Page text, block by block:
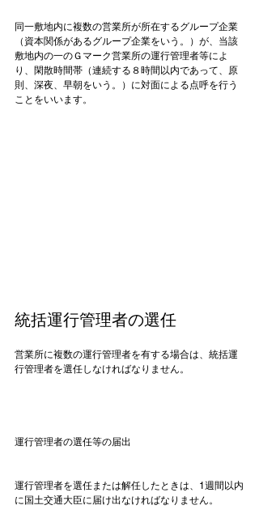
同一敷地内に複数の営業所が所在するグループ企業
（資本関係があるグループ企業をいう。）が、当該
敷地内の一のＧマーク営業所の運行管理者等によ
り、閑散時間帯（連続する８時間以内であって、原
則、深夜、早朝をいう。）に対面による点呼を行う
ことをいいます。
統括運行管理者の選任
営業所に複数の運行管理者を有する場合は、統括運
行管理者を選任しなければなりません。
運行管理者の選任等の届出
運行管理者を選任または解任したときは、1週間以内
に国土交通大臣に届け出なければなりません。